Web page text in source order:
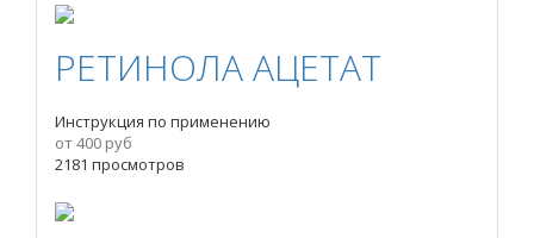
РЕТИНОЛА АЦЕТАТ
Инструкция по применению
от 400 руб
2181 просмотров